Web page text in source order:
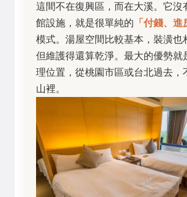
這間不在復興區，而在大溪。它沒
館設施，就是很單純的 「付錢、進
模式。湯屋空間比較基本，裝潢也
但維護得還算乾淨。最大的優勢就
理位置，從桃園市區或台北過去，
山裡。